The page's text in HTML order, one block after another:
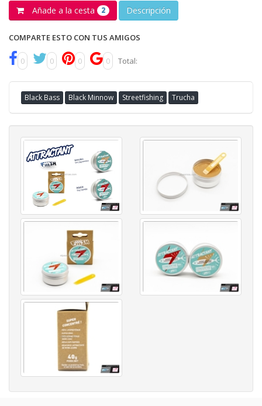
Añade a la cesta 2 Descripción
COMPARTE ESTO CON TUS AMIGOS
0 0 0 0 Total:
Black Bass Black Minnow Streetfishing Trucha